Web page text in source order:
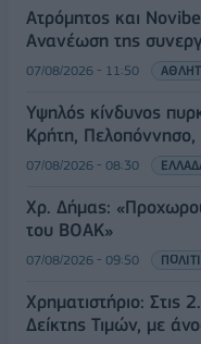
Ατρόμητος και
Ανανέωση της
07/08/2026 - 11:50
Υψηλός κίνδυνος
Κρήτη, Πελοπόννησο,
07/08/2026 - 08:30
Χρ. Δήμας:
του ΒΟΑΚ»
07/08/2026 - 09:50
Χρηματιστήριο: Στις
Δείκτης Τιμών, με